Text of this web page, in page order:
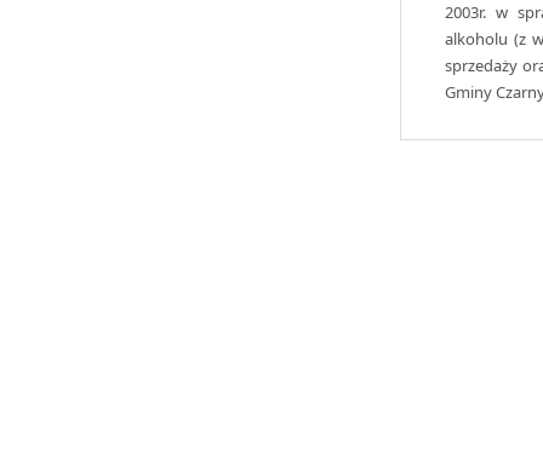
2003r. w
alkoholu (z
sprzedaży
Gminy